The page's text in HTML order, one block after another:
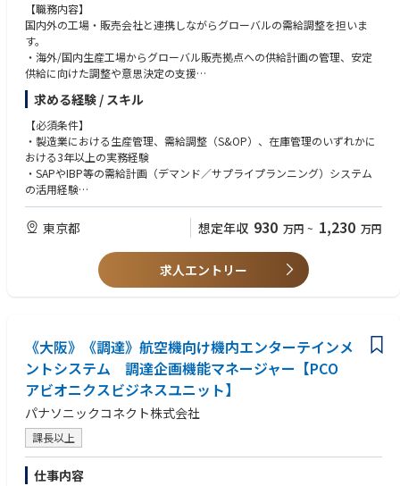
【職務内容】
国内外の工場・販売会社と連携しながらグローバルの需給調整を担いま
す。
・海外/国内生産工場からグローバル販売拠点への供給計画の管理、安定
供給に向けた調整や意思決定の支援
・販売計画／需要予測に基づく生産計画、月次の需給調整、在庫管理
・需要予測会議／供給会議／S&OP会議への参画と、需給課題のエスカレ
ーション提案
・ストックフロー（生産・販売・在庫：PSI）の予実管理、在庫適正化や
落帳（期限切れ在庫）削減
・SAP／IBP等を活用したデータ可視化、需要予測精度向上
・年度生産計画の作成と予実管理
【担う役割】
担当製品の需給調整全般を担い、特に海外工場や海外販売会社との案件に
ついてはリード役として推進いただきます。
・安定供給と在庫適正化に加え、収益最大化（PL／FCF／ROIC）の観点も
踏まえ、Factデータ、Pros/Cons、収支影響を整理しながら、関係部門と
【仕事の魅力】
・日本を含むグローバルの工場や販売会社を俯瞰し需要、供給、在庫の全
体最適や意思決定に関わります。
・在庫、FCF、ROIC等の経営指標に直結する意思決定に携わり、経営に近
い視点で業務を遂行できます。
・SAP／IBPやAI活用など、S&OP高度化の最前線で新しい仕組みづくりに
挑戦できます。
・工場、営業、マーケティング、経理など社内全部門や海外拠点と幅広く
求める経験 / スキル
【必須条件】
・製造業における生産管理、需給調整（S&OP）、在庫管理のいずれかに
おける3年以上の実務経験
・SAPやIBP等の需給計画（デマンド／サプライプランニング）システム
の活用経験
・SAP、Excel等を用いたデータ集計・分析経験
・大卒以上
・製造現場における生産、供給、在庫に関する基本的な理解をお持ちの方
・ビジネスレベルの英語力（海外拠点・工場と日常的にコミュニケーショ
東京都 想定年収 930 万円 ~ 1,230 万円
求人エントリー
《大阪》《調達》航空機向け機内エンターテインメ
ントシステム 調達企画機能マネージャー【PCO
アビオニクスビジネスユニット】
パナソニックコネクト株式会社
課長以上
仕事内容